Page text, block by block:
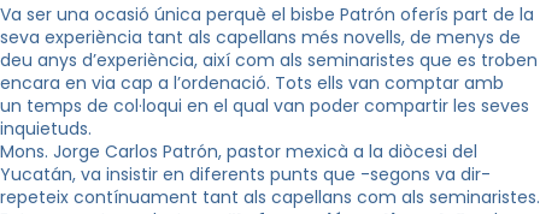
Va ser una ocasió única perquè el bisbe Patrón oferís part de la
seva experiència tant als capellans més novells, de menys de
deu anys d’experiència, així com als seminaristes que es troben
encara en via cap a l’ordenació. Tots ells van comptar amb
un temps de col·loqui en el qual van poder compartir les seves
inquietuds.
Mons. Jorge Carlos Patrón, pastor mexicà a la diòcesi del
Yucatán, va insistir en diferents punts que -segons va dir-
repeteix contínuament tant als capellans com als seminaristes.